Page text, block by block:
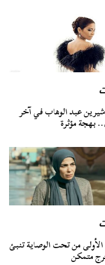
عبد الوهاب في آخر
بهجة مؤثرة
الأولى من تحت الوصاية تنبئ
متمكن